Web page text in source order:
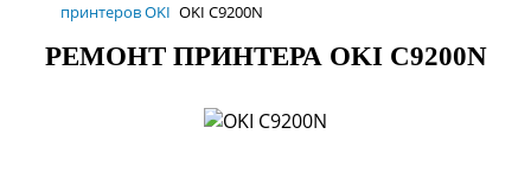
принтеров OKI OKI C9200N
РЕМОНТ ПРИНТЕРА OKI C9200N